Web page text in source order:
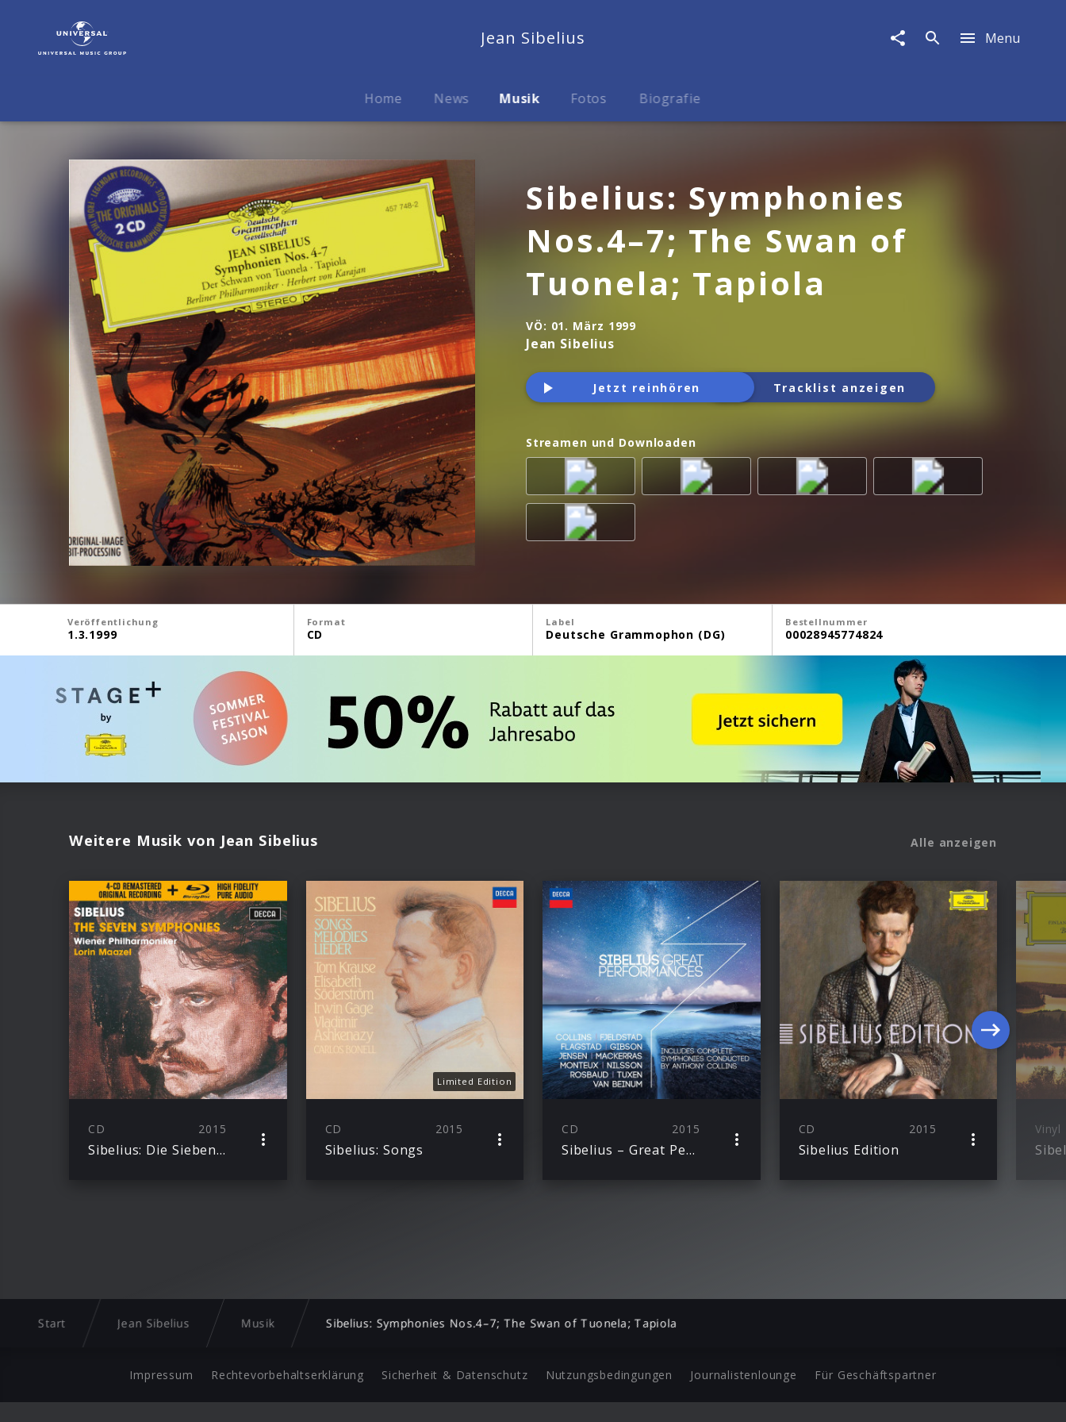
Symphonies
Jean Sibelius Menu
Home News Musik Fotos Biografie
Sibelius: Symphonies
Nos.4–7; The Swan of
Tuonela; Tapiola
VÖ: 01. März 1999
Jean Sibelius
Jetzt reinhören Tracklist anzeigen
Streamen und Downloaden
Veröffentlichung
1.3.1999
Format
CD
Label
Deutsche Grammophon (DG)
Bestellnummer
00028945774824
Weitere Musik von Jean Sibelius Alle anzeigen
CD 2015
Sibelius: Die Sieben Sinfonien
Limited Edition
CD 2015
Sibelius: Songs
CD 2015
Sibelius – Great Performances
CD 2015
Sibelius Edition
Vinyl
Start Jean Sibelius Musik Sibelius: Symphonies Nos.4–7; The Swan of Tuonela; Tapiola
Impressum Rechtevorbehaltserklärung Sicherheit & Datenschutz Nutzungsbedingungen Journalistenlounge Für Geschäftspartner